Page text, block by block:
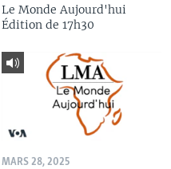
Le Monde Aujourd'hui
Édition de 17h30
MARS 28, 2025